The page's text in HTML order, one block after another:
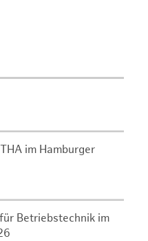
im Hamburger
Betriebstechnik im